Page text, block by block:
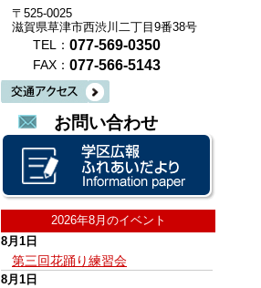
〒525-0025
滋賀県草津市西渋川二丁目9番38号
TEL： 077-569-0350
FAX： 077-566-5143
お問い合わせ
2026年8月のイベント
8月1日
第三回花踊り練習会
8月1日